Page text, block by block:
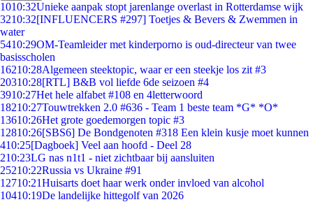
1010:32Unieke aanpak stopt jarenlange overlast in Rotterdamse wijk
3210:32[INFLUENCERS #297] Toetjes & Bevers & Zwemmen in
water
5410:29OM-Teamleider met kinderporno is oud-directeur van twee
basisscholen
16210:28Algemeen steektopic, waar er een steekje los zit #3
20310:28[RTL] B&B vol liefde 6de seizoen #4
3910:27Het hele alfabet #108 en 4letterwoord
18210:27Touwtrekken 2.0 #636 - Team 1 beste team *G* *O*
13610:26Het grote goedemorgen topic #3
12810:26[SBS6] De Bondgenoten #318 Een klein kusje moet kunnen
410:25[Dagboek] Veel aan hoofd - Deel 28
210:23LG nas n1t1 - niet zichtbaar bij aansluiten
25210:22Russia vs Ukraine #91
12710:21Huisarts doet haar werk onder invloed van alcohol
10410:19De landelijke hittegolf van 2026